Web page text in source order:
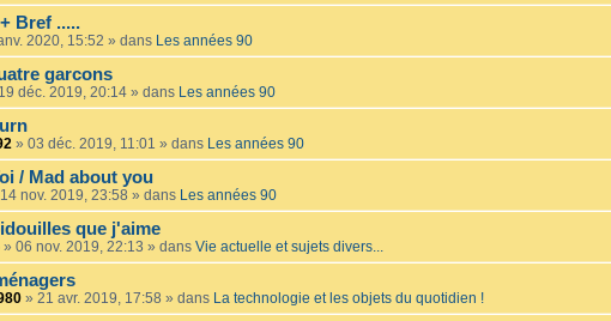
Bref .....
2020, 15:52 » dans Les années 90
garcons
19 déc. 2019, 20:14 » dans Les années 90
» 03 déc. 2019, 11:01 » dans Les années 90
/ Mad about you
14 nov. 2019, 23:58 » dans Les années 90
que j'aime
» 06 nov. 2019, 22:13 » dans Vie actuelle et sujets divers...
» 21 avr. 2019, 17:58 » dans La technologie et les objets du quotidien !